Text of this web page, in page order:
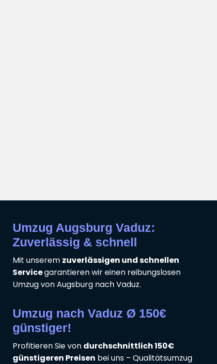
Umzug Augsburg Vaduz:
Zuverlässig & schnell
Mit unserem zuverlässigen und schnellen
Servicegarantieren wir einen reibungslosen
Umzug von Augsburg nach Vaduz.
Umzug nach Vaduz Ø 150€
günstiger!
Profitieren Sie von durchschnittlich 150€
günstigeren Preisen bei uns – Qualitätsumzug